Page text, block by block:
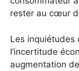
rester au cœur
Les inquiétudes
l’incertitude
augmentation